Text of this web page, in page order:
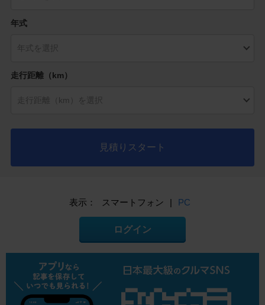
年式
走行距離（km）
見積りスタート
表示： スマートフォン | PC
ログイン